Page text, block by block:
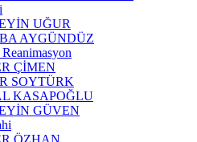
UĞUR
AYGÜNDÜZ
ÇİMEN
SOYTÜRK
KASAPOĞLU
GÜVEN
ÖZHAN